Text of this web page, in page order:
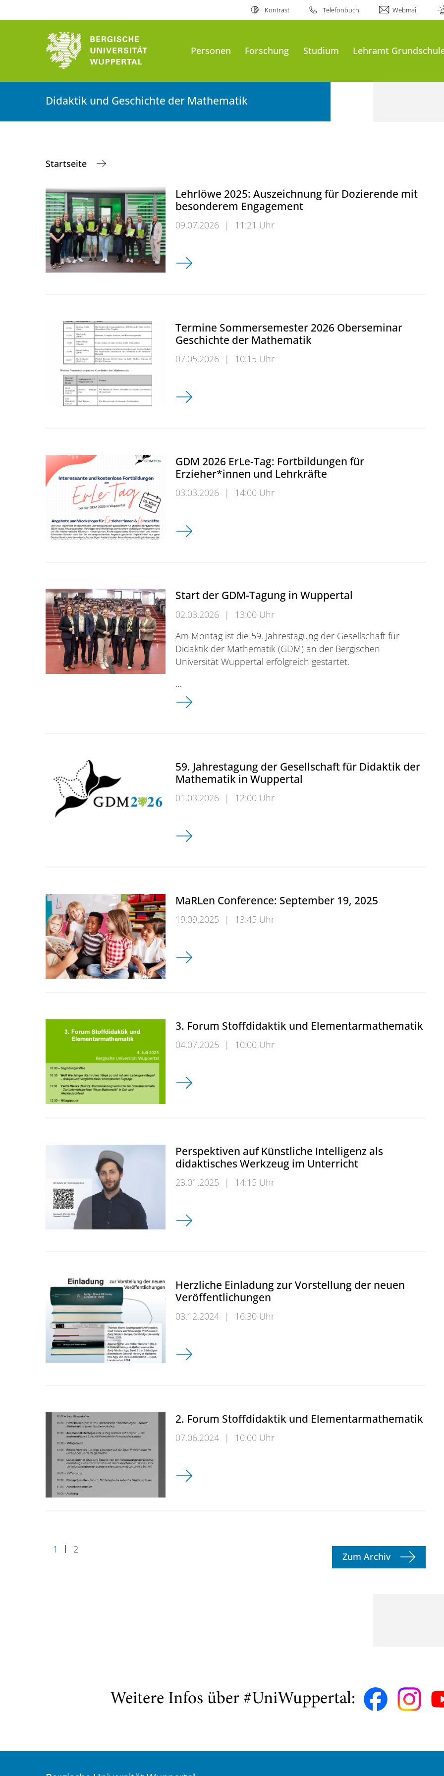
Kontrast Telefonbuch Webmail
Personen Forschung Studium Lehramt
Didaktik und Geschichte der Mathematik
Startseite
Lehrlöwe 2025: Auszeichnung für Dozierende mit
besonderem Engagement
09.07.2026 | 11:21 Uhr
Lehrlöwe 2025: Auszeichnung für Dozierende mit besonderem
Termine Sommersemester 2026 Oberseminar
Geschichte der Mathematik
07.05.2026 | 10:15 Uhr
Termine Sommersemester 2026 Oberseminar Geschichte der
GDM 2026 ErLe-Tag: Fortbildungen für
Erzieher*innen und Lehrkräfte
03.03.2026 | 14:00 Uhr
GDM 2026 ErLe-Tag: Fortbildungen für Erzieher*innen und
Start der GDM-Tagung in Wuppertal
02.03.2026 |
13:00 Uhr
Am Montag ist die 59. Jahrestagung der Gesellschaft für
Didaktik der Mathematik (GDM) an der Bergischen
Universität Wuppertal erfolgreich gestartet.
…
Start der GDM-Tagung in Wuppertal
59. Jahrestagung der Gesellschaft für Didaktik der
Mathematik in Wuppertal
01.03.2026 | 12:00 Uhr
59. Jahrestagung der Gesellschaft für Didaktik der Mathematik in
MaRLen Conference: September 19, 2025
19.09.2025 | 13:45 Uhr
MaRLen Conference: September 19, 2025
3. Forum Stoffdidaktik und Elementarmathematik
04.07.2025 | 10:00 Uhr
3. Forum Stoffdidaktik und Elementarmathematik
Perspektiven auf Künstliche Intelligenz als
didaktisches Werkzeug im Unterricht
23.01.2025 | 14:15 Uhr
Perspektiven auf Künstliche Intelligenz als didaktisches
Herzliche Einladung zur Vorstellung der neuen
Veröffentlichungen
03.12.2024 | 16:30 Uhr
Herzliche Einladung zur Vorstellung der neuen Veröffentlichungen
2. Forum Stoffdidaktik und Elementarmathematik
07.06.2024 | 10:00 Uhr
2. Forum Stoffdidaktik und Elementarmathematik
1 2
Zum Archiv
Weitere Infos über #UniWuppertal: